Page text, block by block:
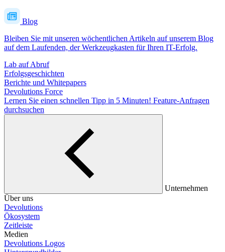
Blog
Bleiben Sie mit unseren wöchentlichen Artikeln auf unserem Blog
auf dem Laufenden, der Werkzeugkasten für Ihren IT-Erfolg.
Lab auf Abruf
Erfolgsgeschichten
Berichte und Whitepapers
Devolutions Force
Lernen Sie einen schnellen Tipp in 5 Minuten! Feature-Anfragen
durchsuchen
Unternehmen
Über uns
Devolutions
Ökosystem
Zeitleiste
Medien
Devolutions Logos